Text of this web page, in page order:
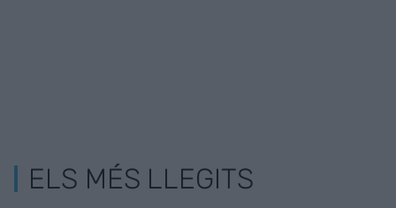
ELS MÉS LLEGITS